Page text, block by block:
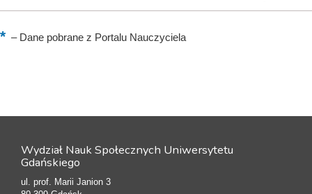
–Dane pobrane z Portalu Nauczyciela
Wydział Nauk Społecznych Uniwersytetu
Gdańskiego
ul. prof. Marii Janion 3